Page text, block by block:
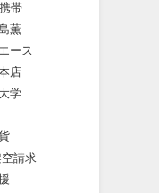
携帯
薫
ース
店
学
空請求